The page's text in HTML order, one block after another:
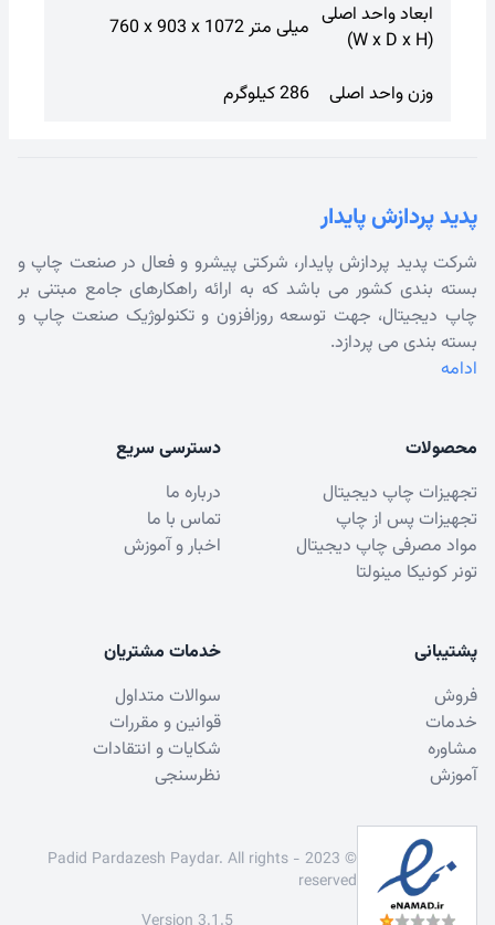
ابعاد واحد اصلی
(W x D x H)
760 x 903 x 1072 میلی متر
وزن واحد اصلی 286 کیلوگرم
پدید پردازش پایدار
شرکت پدید پردازش پایدار، شرکتی پیشرو و فعال در صنعت چاپ و
بسته بندی کشور می باشد که به ارائه راهکارهای جامع مبتنی بر
چاپ دیجیتال، جهت توسعه روزافزون و تکنولوژیک صنعت چاپ و
بسته بندی می پردازد.
ادامه
محصولات
تجهیزات چاپ دیجیتال
تجهیزات پس از چاپ
مواد مصرفی چاپ دیجیتال
تونر کونیکا مینولتا
دسترسی سریع
درباره ما
تماس با ما
اخبار و آموزش
پشتیبانی
فروش
خدمات
مشاوره
آموزش
خدمات مشتریان
سوالات متداول
قوانین و مقررات
شکایات و انتقادات
نظرسنجی
© 2023 - Padid Pardazesh Paydar. All rights
reserved